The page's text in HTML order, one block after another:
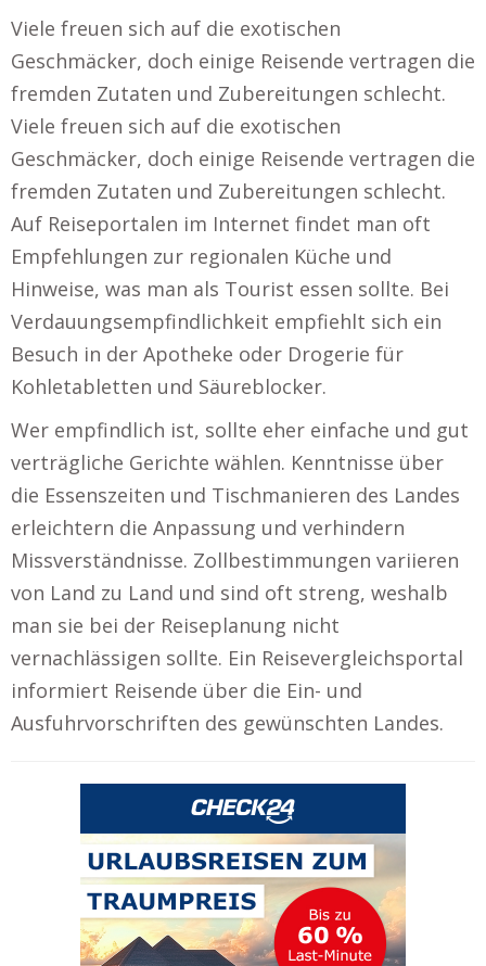
Viele freuen sich auf die exotischen
Geschmäcker, doch einige Reisende vertragen die
fremden Zutaten und Zubereitungen schlecht.
Viele freuen sich auf die exotischen
Geschmäcker, doch einige Reisende vertragen die
fremden Zutaten und Zubereitungen schlecht.
Auf Reiseportalen im Internet findet man oft
Empfehlungen zur regionalen Küche und
Hinweise, was man als Tourist essen sollte. Bei
Verdauungsempfindlichkeit empfiehlt sich ein
Besuch in der Apotheke oder Drogerie für
Kohletabletten und Säureblocker.
Wer empfindlich ist, sollte eher einfache und gut
verträgliche Gerichte wählen. Kenntnisse über
die Essenszeiten und Tischmanieren des Landes
erleichtern die Anpassung und verhindern
Missverständnisse. Zollbestimmungen variieren
von Land zu Land und sind oft streng, weshalb
man sie bei der Reiseplanung nicht
vernachlässigen sollte. Ein Reisevergleichsportal
informiert Reisende über die Ein- und
Ausfuhrvorschriften des gewünschten Landes.